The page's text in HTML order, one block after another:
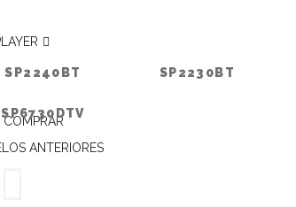
SP2240BT SP2230BT
COMPRAR
ANTERIORES
SP6730DTV
DO ALARME
DO